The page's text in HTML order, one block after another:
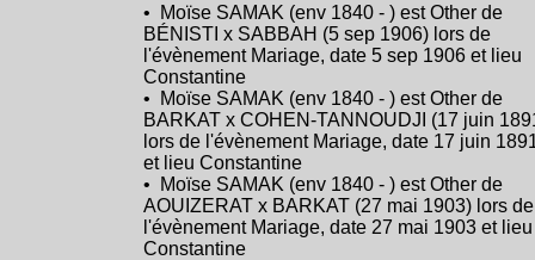
• Moïse SAMAK (env 1840 - ) est Other de
BÉNISTI x SABBAH (5 sep 1906) lors de
l'évènement Mariage, date 5 sep 1906 et lieu
Constantine
• Moïse SAMAK (env 1840 - ) est Other de
BARKAT x COHEN-TANNOUDJI (17 juin
lors de l'évènement Mariage, date 17 juin
et lieu Constantine
• Moïse SAMAK (env 1840 - ) est Other de
AOUIZERAT x BARKAT (27 mai 1903) lors de
l'évènement Mariage, date 27 mai 1903 et lieu
Constantine